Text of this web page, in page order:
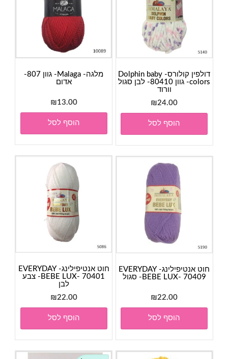
מלגה- Malaga- גוון 807-
אדום
₪13.00
הוסף לסל
דולפין קולורס- Dolphin baby
colors- גוון 80410- לבן סגול
וורוד
₪24.00
הוסף לסל
חוט אנטיפילינג- EVERYDAY
BEBE LUX- 70401- צבע
לבן
₪22.00
הוסף לסל
חוט אנטיפילינג- EVERYDAY
BEBE LUX- 70409- סגול
₪22.00
הוסף לסל